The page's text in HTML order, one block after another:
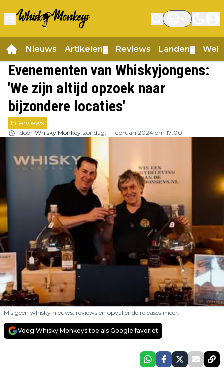
Nieuws Artikelen Reviews Landen
Evenementen van Whiskyjongens:
'We zijn altijd opzoek naar
bijzondere locaties'
Interviews
door Whisky Monkey zondag, 11 februari 2024 om 17:00
Mis geen whisky nieuws, reviews en opvallende releases meer.
Voeg Whisky Monkeys toe als Google favoriet